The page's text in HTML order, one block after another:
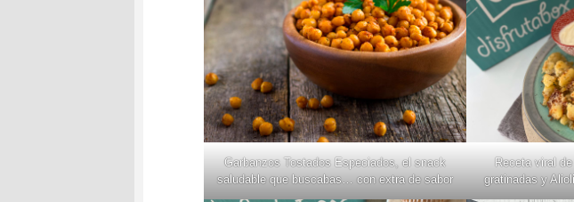
Garbanzos Tostados Especiados, el snack
saludable que buscabas… con extra de sabor
Receta viral
gratinadas y